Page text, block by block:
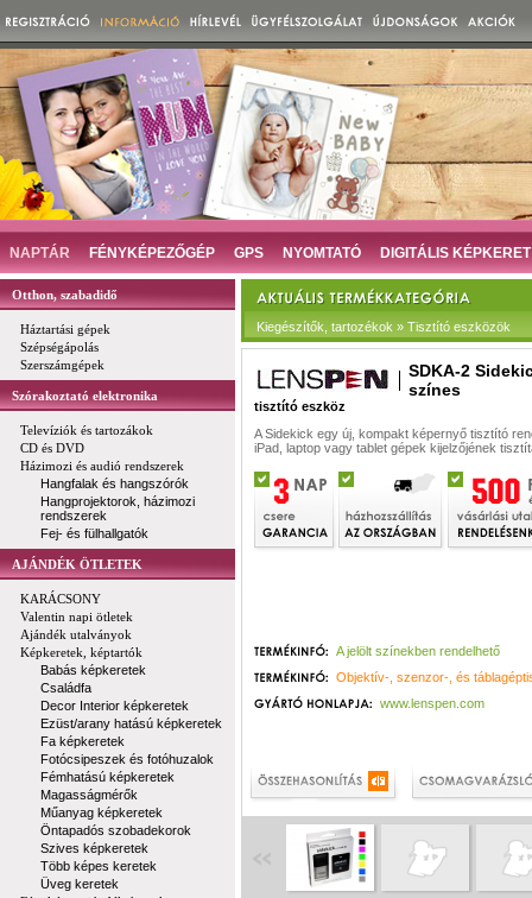
NAPTÁR FÉNYKÉPEZŐGÉP GPS NYOMTATÓ DIGITÁLIS KÉPKERET
Otthon, szabadidő
Háztartási gépek
Szépségápolás
Szerszámgépek
Szórakoztató elektronika
Televíziók és tartozákok
CD és DVD
Házimozi és audió rendszerek
Hangfalak és hangszórók
Hangprojektorok, házimozi
rendszerek
Fej- és fülhallgatók
AJÁNDÉK ÖTLETEK
KARÁCSONY
Valentin napi ötletek
Ajándék utalványok
Képkeretek, képtartók
Babás képkeretek
Családfa
Decor Interior képkeretek
Ezüst/arany hatású képkeretek
Fa képkeretek
Fotócsipeszek és fotóhuzalok
Fémhatású képkeretek
Magasságmérők
Műanyag képkeretek
Öntapadós szobadekorok
Szives képkeretek
Több képes keretek
Üveg keretek
Kiegészítők, tartozékok » Tisztító eszközök
SDKA-2
színes
tisztító eszköz
A Sidekick egy új, kompakt képernyő tisztító
iPad, laptop vagy tablet gépek kijelzőjének
A jelölt színekben rendelhető
Objektív-, szenzor-, és
www.lenspen.com